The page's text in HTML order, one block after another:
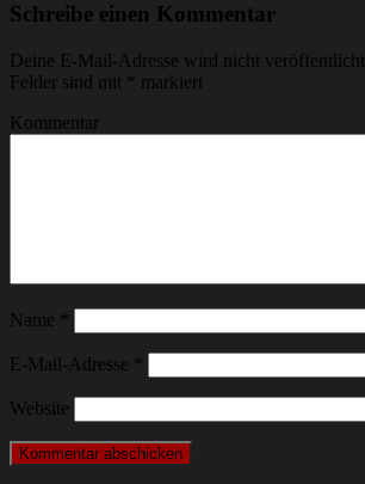
Schreibe einen Kommentar
Deine E-Mail-Adresse wird nicht veröffentlicht.
Felder sind mit
markiert
Kommentar
Name
E-Mail-Adresse
Website